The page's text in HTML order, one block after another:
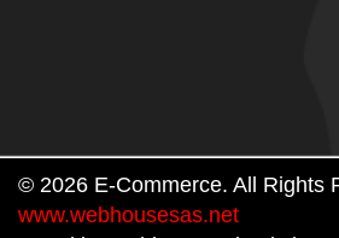
© 2026 E-Commerce. All Rights
www.webhousesas.net